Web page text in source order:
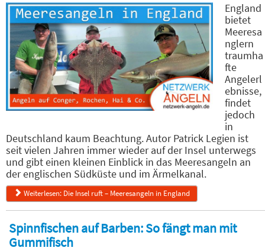
England
bietet
Meeresa
nglern
traumha
fte
Angelerl
ebnisse,
findet
jedoch
in
Deutschland kaum Beachtung. Autor Patrick Legien ist
seit vielen Jahren immer wieder auf der Insel unterwegs
und gibt einen kleinen Einblick in das Meeresangeln an
der englischen Südküste und im Ärmelkanal.
Weiterlesen: Die Insel ruft – Meeresangeln in England
Spinnfischen auf Barben: So fängt man mit
Gummifisch